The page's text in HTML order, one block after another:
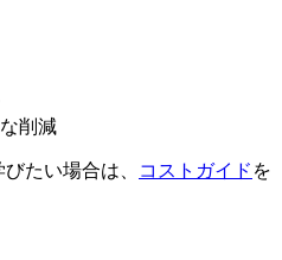
削減
たい場合は、 コストガイド を